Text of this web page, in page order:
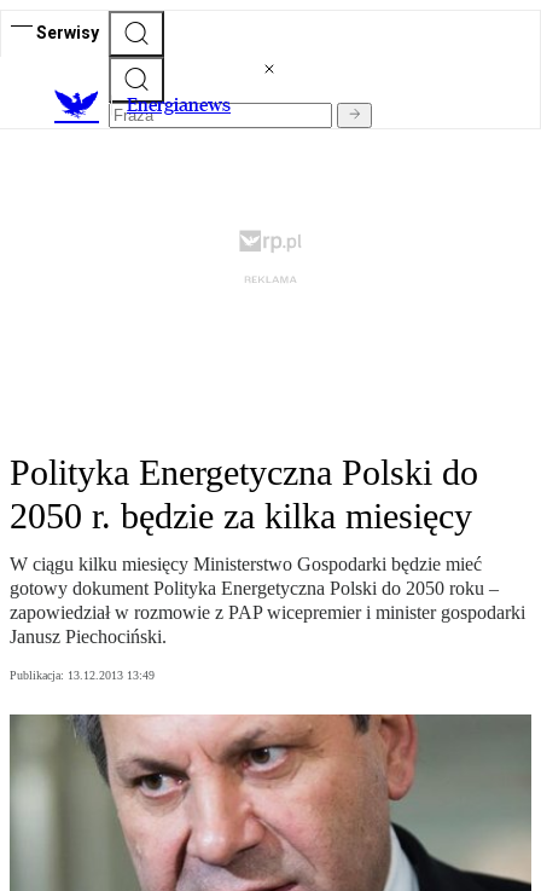
Serwisy
Energianews
Polityka Energetyczna Polski do
2050 r. będzie za kilka miesięcy
W ciągu kilku miesięcy Ministerstwo Gospodarki będzie mieć
gotowy dokument Polityka Energetyczna Polski do 2050 roku –
zapowiedział w rozmowie z PAP wicepremier i minister gospodarki
Janusz Piechociński.
Publikacja: 13.12.2013 13:49